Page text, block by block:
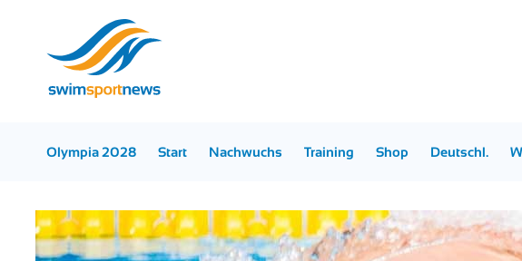
Olympia 2028 Start Nachwuchs Training Shop Deutschl.